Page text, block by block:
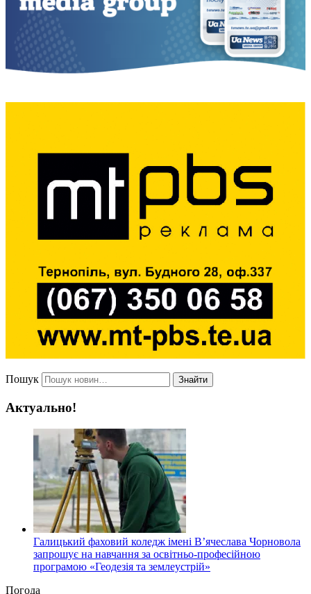
Пошук Знайти
Актуально!
Галицький фаховий коледж імені В’ячеслава Чорновола
запрошує на навчання за освітньо-професійною
програмою «Геодезія та землеустрій»
Погода